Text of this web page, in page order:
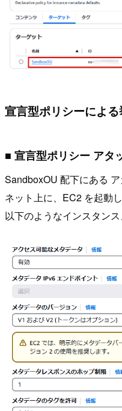
宣言型ポリシーによ
■ 宣言型ポリシー アタ
SandboxOU 配下にある
ネット上に、EC2 を起動し
以下のようなインスタン